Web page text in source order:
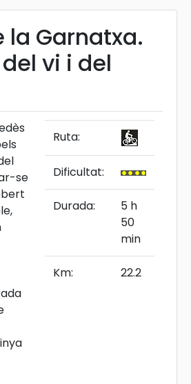
la Garnatxa.
vi i del
se
Ruta:
Dificultat:
Durada:
5 h
50
min
Km: 22.2